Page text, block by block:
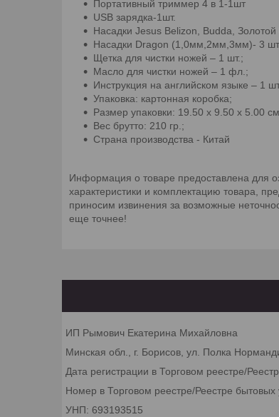
Портативный триммер 4 в 1-1шт
USB зарядка-1шт.
Насадки Jesus Belizon, Budda,
Насадки Dragon (1,0мм,2мм,3мм)- 3
Щетка для чистки ножей – 1 шт.;
Масло для чистки ножей – 1 фл.;
Инструкция на английском языке – 1
Упаковка: картонная коробка;
Размер упаковки: 19.50 х 9.50 х 5.00
Вес брутто: 210 гр.;
Страна производства - Китай
Информация о товаре предоставлена для
характеристики и комплектацию товара,
приносим извинения за возможные
еще точнее!
ИП Рымович Екатерина Михайловна
Минская обл., г. Борисов, ул. Полка
Дата регистрации в Торговом реестре/
Номер в Торговом реестре/Реестре
УНП: 693193515